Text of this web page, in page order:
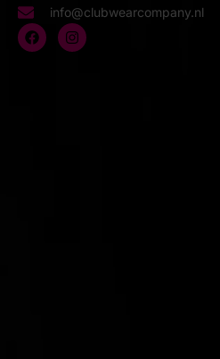
info@clubwearcompany.nl